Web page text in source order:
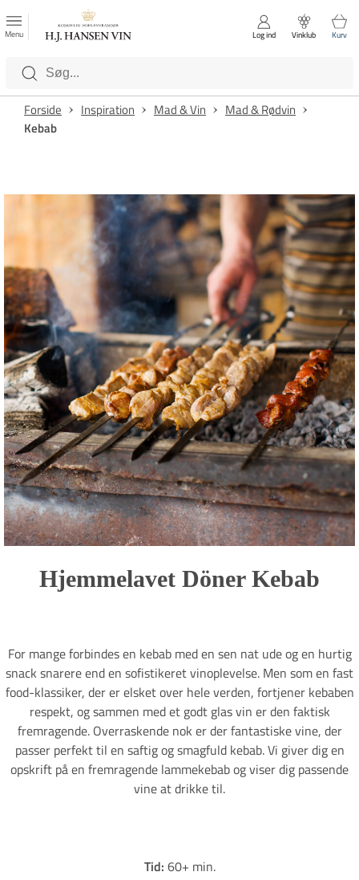
Luk
Kategorier
Menu Log ind Vinklub Kurv
Forside Inspiration Mad & Vin
Mad & Rødvin
Kebab
Hjemmelavet Döner Kebab
For mange forbindes en kebab med en sen nat ude og en hurtig
snack snarere end en sofistikeret vinoplevelse. Men som en fast
food-klassiker, der er elsket over hele verden, fortjener kebaben
respekt, og sammen med et godt glas vin er den faktisk
fremragende. Overraskende nok er der fantastiske vine, der
passer perfekt til en saftig og smagfuld kebab. Vi giver dig en
opskrift på en fremragende lammekebab og viser dig passende
vine at drikke til.
Tid: 60+ min.